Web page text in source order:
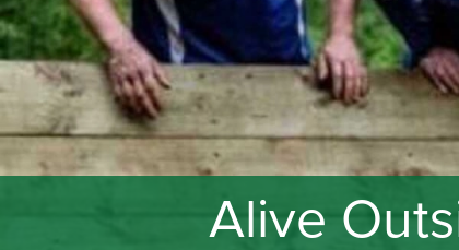
Alive